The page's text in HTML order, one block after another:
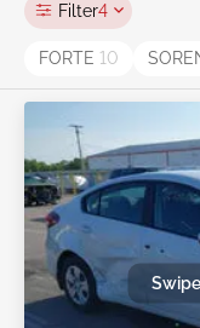
Filter4
FORTE 10